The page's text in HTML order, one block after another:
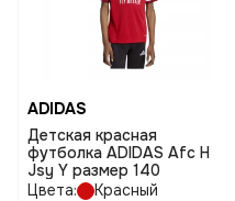
ADIDAS
Детская красная
футболка ADIDAS Afc H
Jsy Y размер 140
Цвета:
Красный